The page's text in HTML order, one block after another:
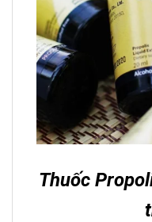
Thuốc